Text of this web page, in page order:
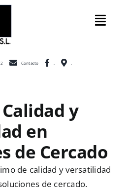
Inicio
Contacto
y
en
de Cercado
de calidad y versatilidad
de cercado.